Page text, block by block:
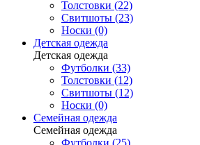
Толстовки (22)
Свитшоты (23)
Носки (0)
Детская одежда
Детская одежда
Футболки (33)
Толстовки (12)
Свитшоты (12)
Носки (0)
Семейная одежда
Семейная одежда
Футболки (25)